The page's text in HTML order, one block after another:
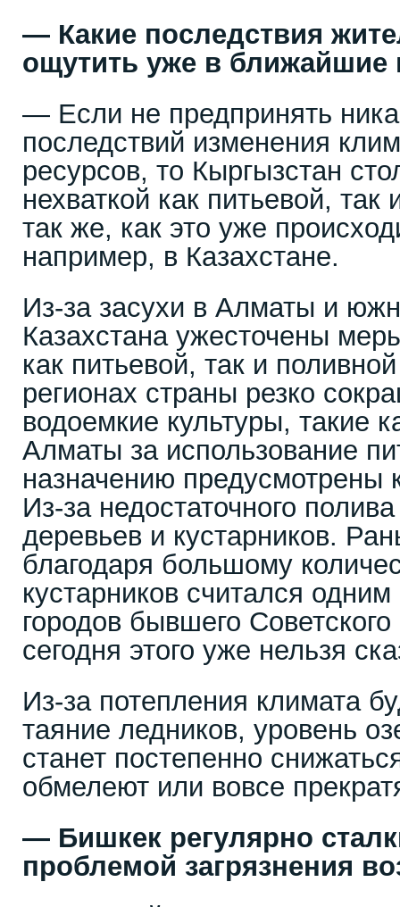
— Какие последствия
ощутить уже в ближайшие
— Если не предпринять
последствий изменения
ресурсов, то Кыргызстан
нехваткой как питьевой,
так же, как это уже
например, в Казахстане.
Из-за засухи в Алматы и
Казахстана ужесточены
как питьевой, так и
регионах страны резко
водоемкие культуры, такие
Алматы за использование
назначению
Из-за недостаточного
деревьев и кустарников.
благодаря большому
кустарников считался
городов бывшего
сегодня этого уже нельзя
Из-за потепления климата
таяние ледников, уровень
станет постепенно
обмелеют или вовсе
— Бишкек регулярно
проблемой загрязнения